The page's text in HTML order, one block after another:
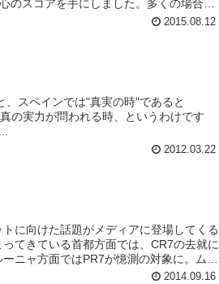
のスコアを手にしました。多くの場合、
違いました。諦めないセビージャはそこ
2015.08.12
の実力が問われる時、というわけです
2012.03.22
に向けた話題がメディアに登場してくる
てきている首都方面では、CR7の去就に
ニャ方面ではPR7が憶測の対象に。ムニ
ドロの出場時間を削っていくと見られて
2014.09.16